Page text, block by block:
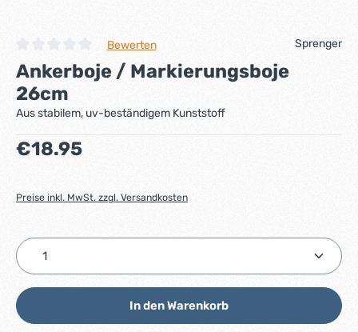
Durchschnittliche Bewertung von 0 von 5 Sternen
Bewerten Sprenger
Ankerboje / Markierungsboje
26cm
Aus stabilem, uv-beständigem Kunststoff
Regulärer Preis:
€18.95
Preise inkl. MwSt. zzgl. Versandkosten
Produkt Anzahl: Gib den gewünschten Wert ein
In den Warenkorb